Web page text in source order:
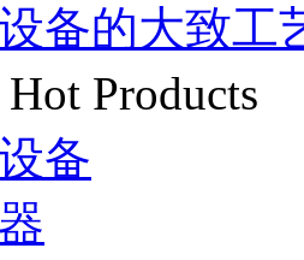
备的大致工
Hot Products
备